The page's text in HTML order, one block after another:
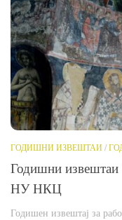
ГОДИШНИ ИЗВЕШТАИ/
Годишни извештаи
НУ НКЦ
Годишен извештај за